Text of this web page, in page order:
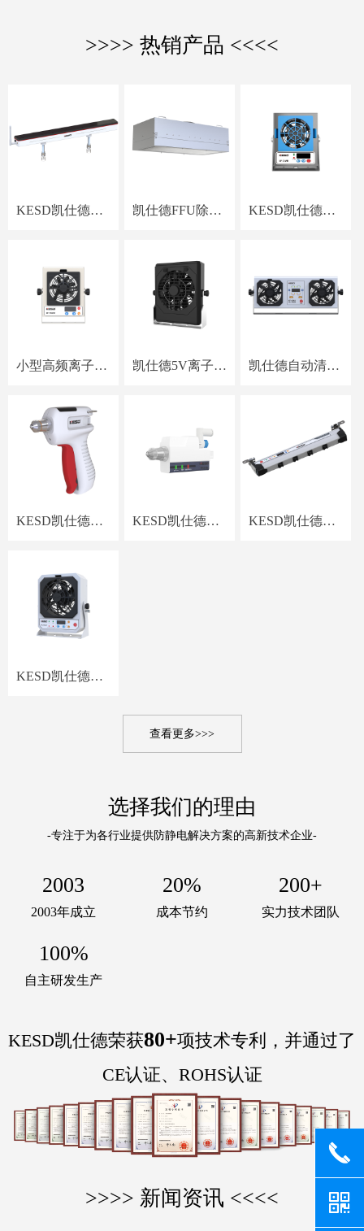
>>>> 热销产品 <<<<
KESD凯仕德空
凯仕德FFU除尘
KESD凯仕德小
小型高频离子风
凯仕德5V离子风
凯仕德自动清洁
KESD凯仕德低
KESD凯仕德低
KESD凯仕德高
KESD凯仕德高
查看更多>>>
选择我们的理由
-专注于为各行业提供防静电解决方案的高新技术企业-
2003
2003年成立
20%
成本节约
200+
实力技术团队
100%
自主研发生产
KESD凯仕德荣获80+项技术专利，并通过了
CE认证、ROHS认证
>>>> 新闻资讯 <<<<
끅
낃